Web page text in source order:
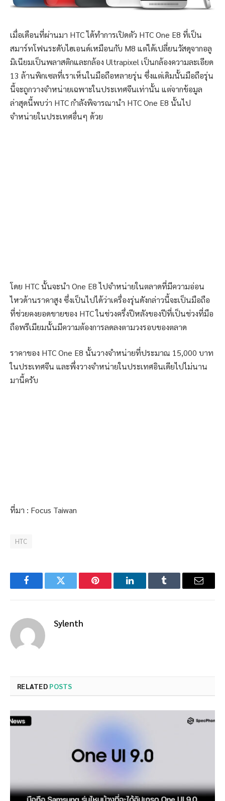
เมื่อเดือนที่ผ่านมา HTC ได้ทำการเปิดตัว HTC One E8 ที่เป็น
สมาร์ทโฟนระดับไฮเอนด์เหมือนกับ M8 แต่ได้เปลี่ยนวัสดุจากอลู
มิเนียมเป็นพลาสติกและกล้อง Ultrapixel เป็นกล้องความละเอียด
13 ล้านพิกเซลที่เราเห็นในมือถือหลายรุ่น ซึ่งแต่เดิมนั้นมือถือรุ่น
นี้จะถูกวางจำหน่ายเฉพาะในประเทศจีนเท่านั้น แต่จากข้อมูล
ล่าสุดนี้พบว่า HTC กำลังพิจารณานำ HTC One E8 นั้นไป
จำหน่ายในประเทศอื่นๆ ด้วย
โดย HTC นั้นจะนำ One E8 ไปจำหน่ายในตลาดที่มีความอ่อน
ไหวด้านราคาสูง ซึ่งเป็นไปได้ว่าเครื่องรุ่นดังกล่าวนี้จะเป็นมือถือ
ที่ช่วยคงยอดขายของ HTC ในช่วงครึ่งปีหลังของปีที่เป็นช่วงที่มือ
ถือพรีเมียมนั้นมีความต้องการลดลงตามวงรอบของตลาด
ราคาของ HTC One E8 นั้นวางจำหน่ายที่ประมาณ 15,000 บาท
ในประเทศจีน และพึ่งวางจำหน่ายในประเทศอินเดียไปไม่นาน
มานี้ครับ
ที่มา : Focus Taiwan
HTC
FacebookTwitter Pinterest LinkedInTumblr Email
Sylenth
RELATED POSTS